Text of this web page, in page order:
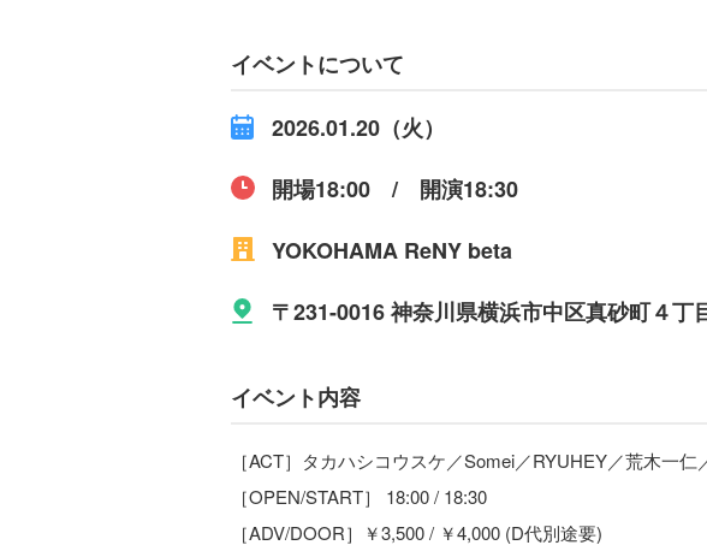
イベントについて
2026.01.20（火）
開場18:00 / 開演18:30
YOKOHAMA ReNY beta
〒231-0016 神奈川県横浜市中区真砂町４丁
イベント内容
［ACT］タカハシコウスケ／Somei／RYUHEY／荒木一仁
［OPEN/START］ 18:00 / 18:30
［ADV/DOOR］￥3,500 / ￥4,000 (D代別途要)